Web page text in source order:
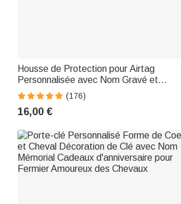
Housse de Protection pour Airtag
Personnalisée avec Nom Gravé et
Numéro Cadeau pour Chien et Amoureux
des Animaux
(176)
16,00 €